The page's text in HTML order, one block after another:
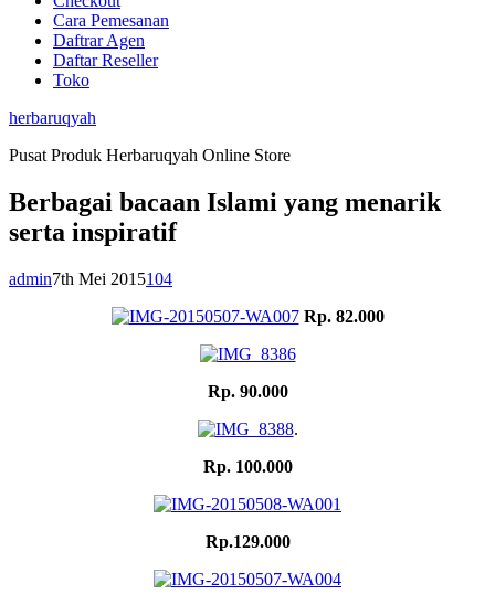
Cara Pemesanan
Daftrar Agen
Daftar Reseller
Toko
herbaruqyah
Pusat Produk Herbaruqyah Online Store
Berbagai bacaan Islami yang menarik
serta inspiratif
admin7th Mei 2015104
Rp. 82.000
Rp. 90.000
.
Rp. 100.000
Rp.129.000